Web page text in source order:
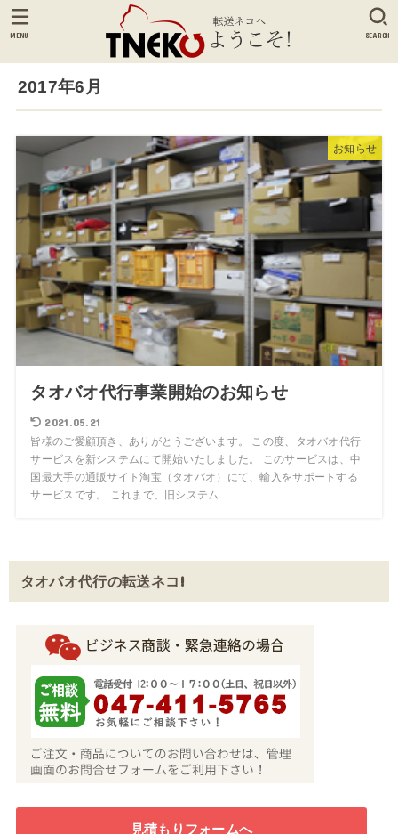
SEARCH
MENU
2017年6月
お知らせ
タオバオ代行事業開始のお知らせ
2021.05.21
皆様のご愛顧頂き、ありがとうございます。 この度、タオバオ代行
サービスを新システムにて開始いたしました。 このサービスは、中
国最大手の通販サイト淘宝（タオバオ）にて、輸入をサポートする
サービスです。 これまで、旧システム...
タオバオ代行の転送ネコ!
見積もりフォームへ